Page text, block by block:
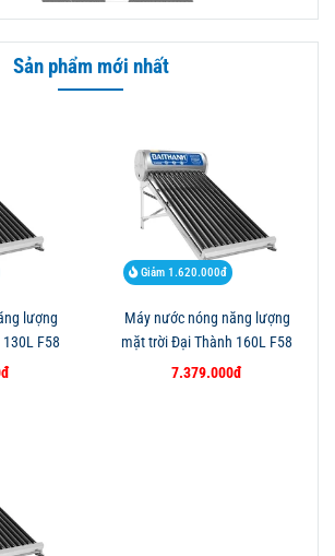
Sản phẩm mới nhất
lượng
F58
Giảm 1.620.000đ
Máy nước nóng năng lượng
mặt trời Đại Thành 160L F58
7.379.000đ